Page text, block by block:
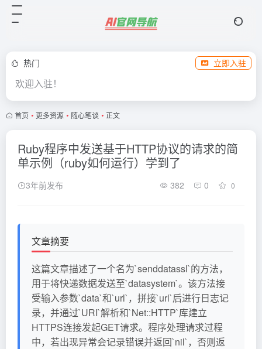
热门 立即入驻
欢迎入驻！
首页 • 更多资源 • 随心笔谈 • 正文
Ruby程序中发送基于HTTP协议的请求的简
单示例（ruby如何运行）学到了
3年前发布 382 0 0
文章摘要
这篇文章描述了一个名为`senddatassl`的方法，
用于将快递数据发送至`datasystem`。该方法接
受输入参数`data`和`url`，拼接`url`后进行日志记
录，并通过`URI`解析和`Net::HTTP`库建立
HTTPS连接发起GET请求。程序处理请求过程
中，若出现异常会记录错误并返回`nil`，否则返